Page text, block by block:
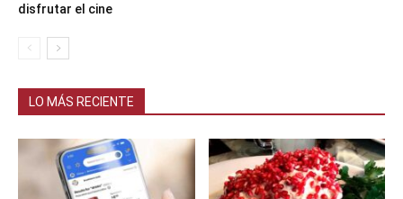
disfrutar el cine
LO MÁS RECIENTE